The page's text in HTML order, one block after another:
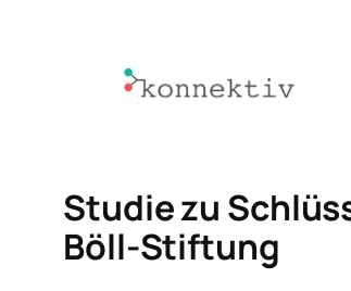
Studie zu
Böll-Stiftung